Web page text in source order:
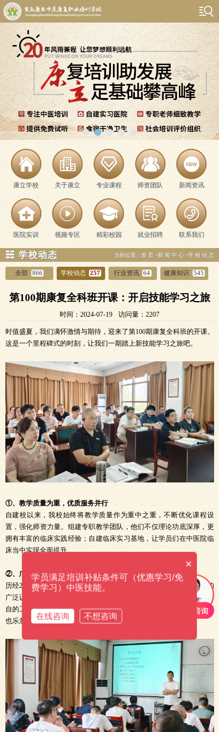
康立学校 关于康立 专业课程 师资团队 新闻资讯
医院实训 视频专区 精彩校园 就业招聘 联系我们
☵ 学校动态 当前位置： 首页 >新闻中心>学校动态
全部 866 学校动态 257 行业资讯 64 健康知识 545
第100期康复全科班开课：开启技能学习之旅
时间：2024-07-19 访问量：2207
时值盛夏，我们满怀激情与期待，迎来了第100期康复全科班的开课。
这是一个里程碑式的时刻，让我们一期踏上新技能学习之旅吧。
①、教学质量为重，优质服务并行
自建校以来，我校始终将教学质量作为重中之重，不断优化课程设
置，强化师资力量。组建专职教学团队，他们不仅理论功底深厚，更
拥有丰富的临床实践经验；自建临床实习基地，让学员们在中医院临
床当中实现全面提升。
②、广受学员和各级部门认可
历经22年的耕耘与积累，我校的
已经取得了历届学员们的
广泛认可。众多往期学员不仅在临床实践中取得了显著成效，更在各
自的工作岗位内发光发热，成为了推拿理疗领域的佼佼者，由此他们
也乐意自发推荐朋友到校学习。
×
学员满足培训补贴条件可（优惠学习/免
费学习）中医技能。
在线咨询 不想咨询